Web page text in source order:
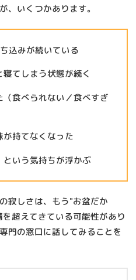
が、いくつかあります。
込みが続いている
てしまう状態が続く
食べられない／食べすぎ
持てなくなった
という気持ちが浮かぶ
寂しさは、もう"お盆だか
超えてきている可能性があり
門の窓口に話してみることを